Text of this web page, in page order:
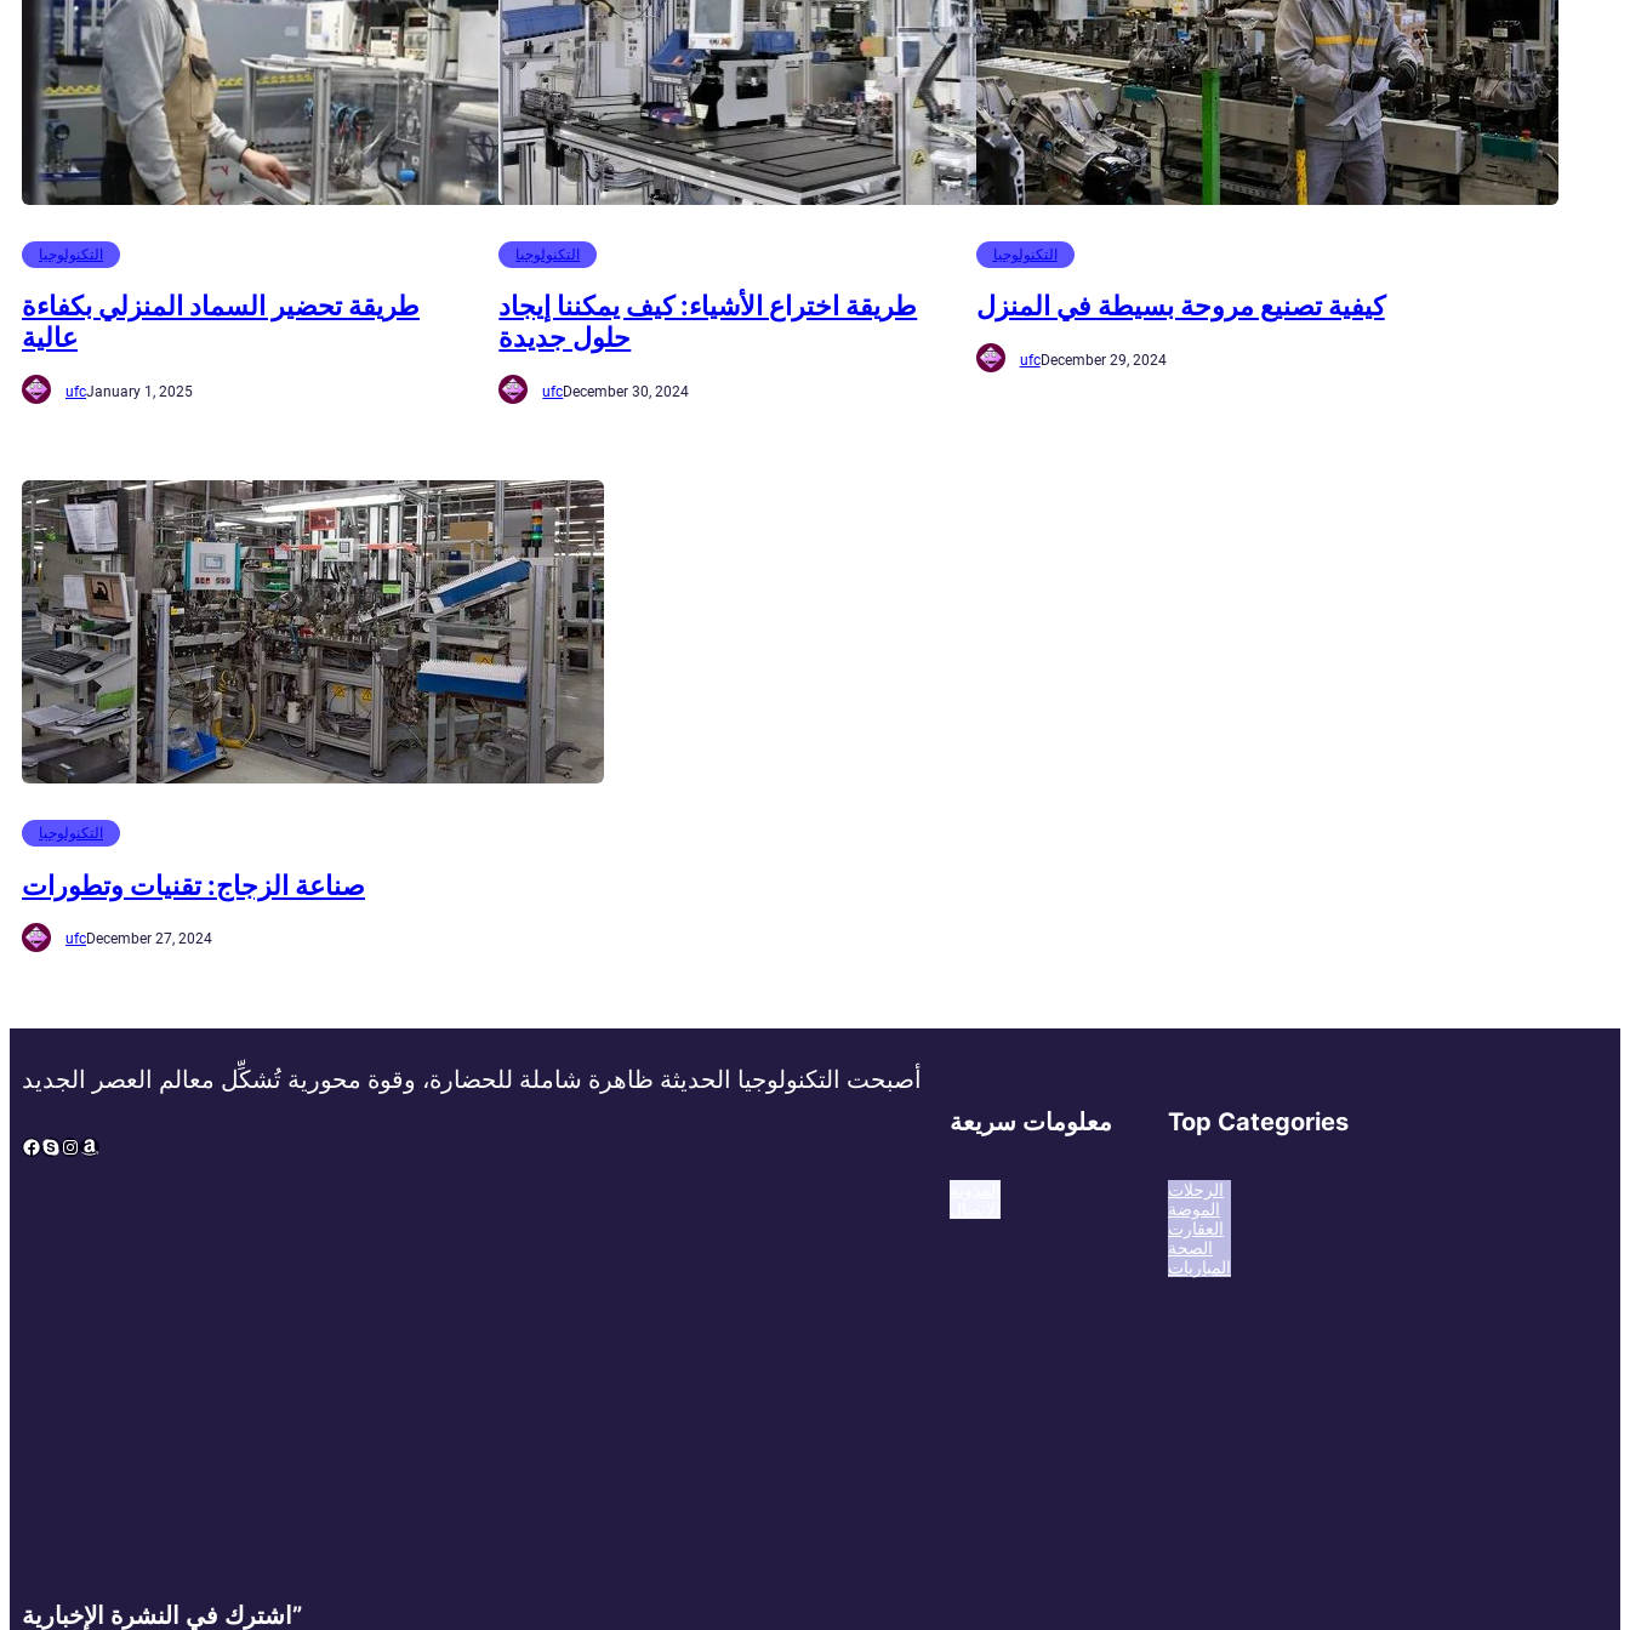
التكنولوجيا
طريقة تحضير السماد المنزلي بكفاءة
عالية
ufcJanuary 1, 2025
التكنولوجيا
طريقة اختراع الأشياء: كيف يمكننا إيجاد
حلول جديدة
ufcDecember 30, 2024
التكنولوجيا
كيفية تصنيع مروحة بسيطة في المنزل
ufcDecember 29, 2024
التكنولوجيا
صناعة الزجاج: تقنيات وتطورات
ufcDecember 27, 2024
أصبحت التكنولوجيا الحديثة ظاهرة شاملة للحضارة، وقوة محورية تُشكِّل معالم العصر الجديد
Facebook
Skype
Instagram
Amazon
معلومات سريعة Top Categories
الرحلات
الموضة
العقارت
الصحة
المباريات
اشترك في النشرة الإخبارية”